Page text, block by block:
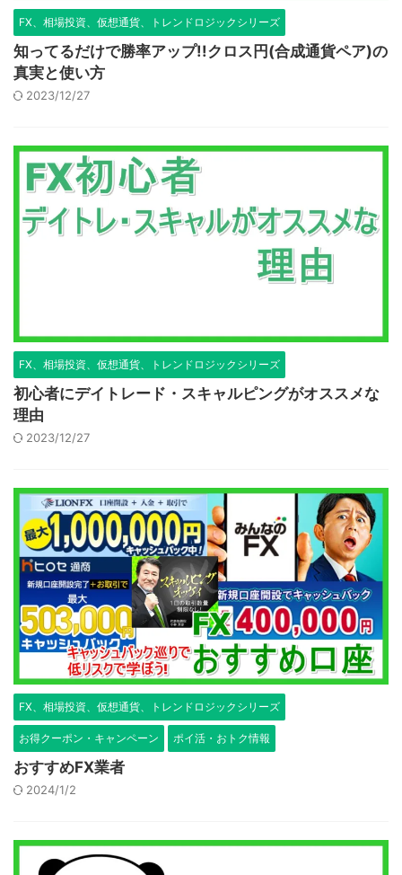
FX、相場投資、仮想通貨、トレンドロジックシリーズ
知ってるだけで勝率アップ!!クロス円(合成通貨ペア)の
真実と使い方
2023/12/27
FX、相場投資、仮想通貨、トレンドロジックシリーズ
初心者にデイトレード・スキャルピングがオススメな
理由
2023/12/27
FX、相場投資、仮想通貨、トレンドロジックシリーズ
お得クーポン・キャンペーン ポイ活・おトク情報
おすすめFX業者
2024/1/2